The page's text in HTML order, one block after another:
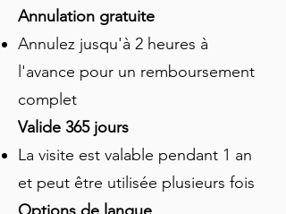
des coiffes individuelles : mitres pour
les évêques et couronnes pour les
souverains. Mais les crânes de la
rangée inférieure sont nus et non
ornés. Cela pourrait être des citoyens
ordinaires, dépouillés de toute
distinction terrestre. Voici maintenant la
partie sombrement amusante. Leur
placement sur la porte n'a pas été
déterminé par leur vertu de leur vivant
Annulation gratuite
Annulez jusqu'à 2 heures à
l'avance pour un remboursement
complet
Valide 365 jours
La visite est valable pendant 1 an
et peut être utilisée plusieurs fois